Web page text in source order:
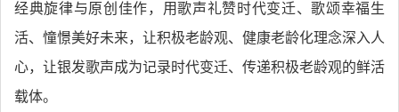
经典旋律与原创佳作，用歌声礼赞时代变迁、歌颂幸福生
活、憧憬美好未来，让积极老龄观、健康老龄化理念深入人
心，让银发歌声成为记录时代变迁、传递积极老龄观的鲜活
载体。